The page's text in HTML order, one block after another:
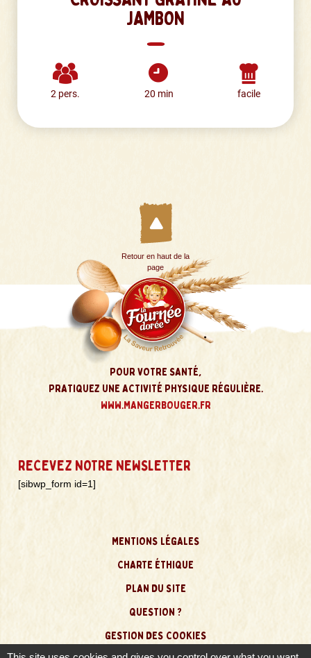
JAMBON
2 pers. 20 min facile
MENTIONS LÉGALES
CHARTE ÉTHIQUE
PLAN DU SITE
QUESTION ?
GESTION DES COOKIES
POUR VOTRE SANTÉ,
PRATIQUEZ UNE ACTIVITÉ PHYSIQUE RÉGULIÈRE.
WWW.MANGERBOUGER.FR
RECEVEZ NOTRE NEWSLETTER
[sibwp_form id=1]
Retour en haut de la
page